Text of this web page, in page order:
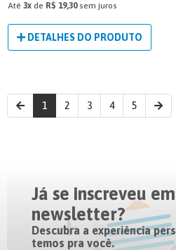
Até 3x de R$ 19,30sem juros
DETALHES DO PRODUTO
1 2 3 4 5
Já se inscreveu
newsletter?
Descubra a experiência
temos pra você.